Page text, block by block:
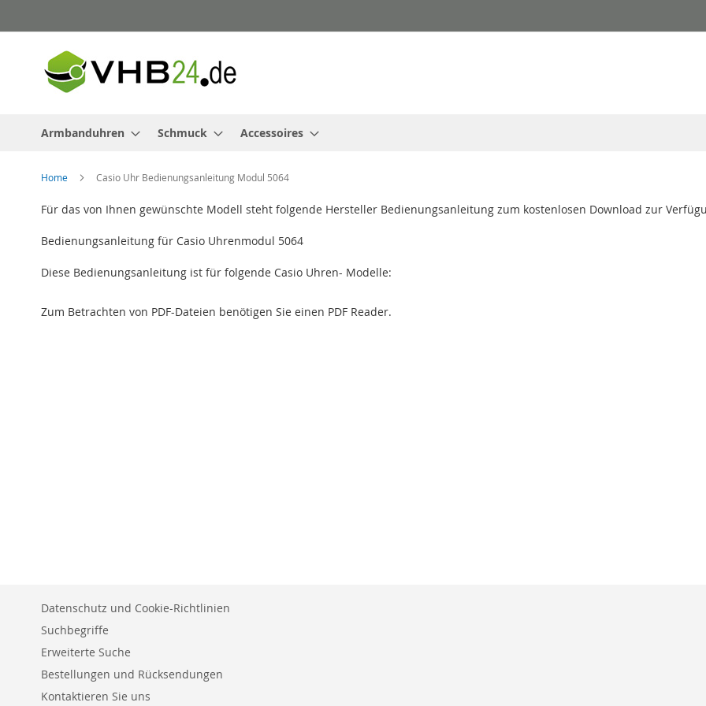
zum
Armbanduhren Schmuck Accessoires
Home Casio Uhr Bedienungsanleitung Modul 5064
Für das von Ihnen gewünschte Modell steht folgende Hersteller Bedienungsanleitung zum kostenlosen Download zur
Bedienungsanleitung für Casio Uhrenmodul 5064
Diese Bedienungsanleitung ist für folgende Casio Uhren- Modelle:
Zum Betrachten von PDF-Dateien benötigen Sie einen PDF Reader.
Datenschutz und Cookie-Richtlinien
Suchbegriffe
Erweiterte Suche
Bestellungen und Rücksendungen
Kontaktieren Sie uns